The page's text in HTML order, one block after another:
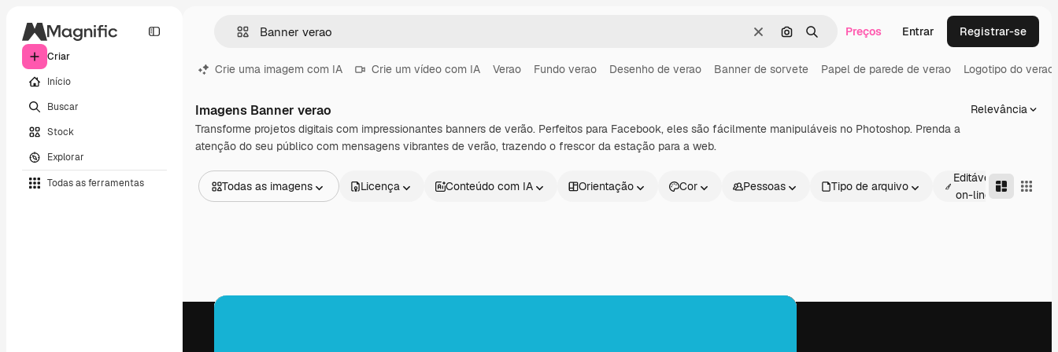
Criar
Início
Buscar
Stock
Explorar
Todas as ferramentas
LimparPesquisar por imagem
BuscarPreços Entrar Registrar-se
Crie uma imagem com IA Crie um vídeo com IA Verao Fundo verao Desenho de verao Banner de sorvete Papel de parede de verao Logotipo do verao
Imagens Banner verao
Transforme projetos digitais com impressionantes banners de verão. Perfeitos para Facebook, eles são fácilmente manipuláveis no Photoshop. Prenda a
atenção do seu público com mensagens vibrantes de verão, trazendo o frescor da estação para a web.
Relevância
Todas as imagens
Vídeos
Licença Conteúdo com IA Orientação Cor Pessoas Tipo de arquivo
Editável
on-line